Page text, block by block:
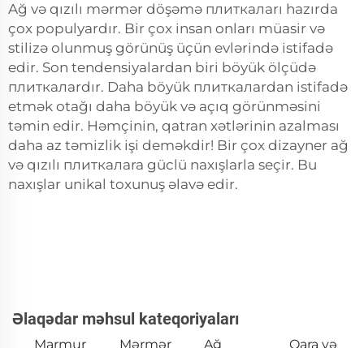
Ağ və qızılı mərmər döşəmə плиткалarı hazırda
çox populyardır. Bir çox insan onları müasir və
stilizə olunmuş görünüş üçün evlərində istifadə
edir. Son tendensiyalardan biri böyük ölçüdə
плиткалardır. Daha böyük плиткалardan istifadə
etmək otağı daha böyük və açıq görünməsini
təmin edir. Həmçinin, qatran xətlərinin azalması
daha az təmizlik işi deməkdir! Bir çox dizayner ağ
və qızılı плиткалara güclü naxışlarla seçir. Bu
naxışlar unikal toxunuş əlavə edir.
Əlaqədar məhsul kateqoriyaları
Marmur
Mərmər
Ağ
Qara və